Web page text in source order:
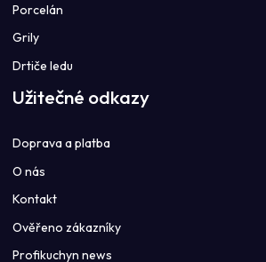
Porcelán
Grily
Drtiče ledu
Užitečné odkazy
Doprava a platba
O nás
Kontakt
Ověřeno zákazníky
Profikuchyn news